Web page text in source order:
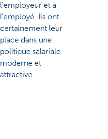
l'employeur et à
l'employé. Ils ont
certainement leur
place dans une
politique salariale
moderne et
attractive.